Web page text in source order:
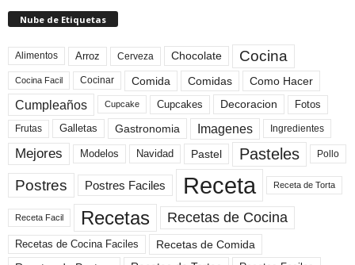
Nube de Etiquetas
Alimentos Arroz Cerveza Chocolate Cocina
Cocina Facil Cocinar Comida Comidas Como Hacer
Cumpleaños Cupcake Cupcakes Decoracion Fotos
Frutas Galletas Gastronomia Imagenes Ingredientes
Mejores Modelos Navidad Pastel Pasteles Pollo
Postres Postres Faciles Receta Receta de Torta
Receta Facil Recetas Recetas de Cocina
Recetas de Cocina Faciles
Recetas de Comida